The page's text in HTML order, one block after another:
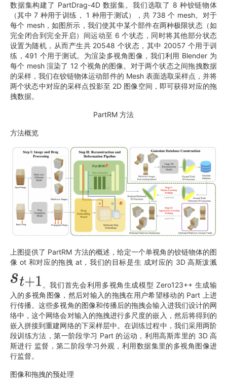
数据集构建了 PartDrag-4D 数据集。我们选取了 8 种铰链物体
（其中 7 种用于训练， 1 种用于测试），共 738 个 mesh。对于
每个 mesh，如图所示，我们使其中某个部件在两种极限状态（如
完全闭合到完全开启）间运动至 6 个状态，同时将其他部分状态
设置为随机，从而产生共 20548 个状态，其中 20057 个用于训
练，491 个用于测试。为渲染多视角图像，我们利用 Blender 为
每个 mesh 渲染了 12 个视角的图像。对于两个状态之间拖拽数据
的采样，我们在铰链物体运动部件的 Mesh 表面选取采样点，并将
两个状态中对应的采样点投影至 2D 图像空间，即可获得对应的拖
拽数据。
PartRM 方法
方法概览
上图提供了 PartRM 方法的概述，给定一个单视角的铰链物体的图
像 ot 和对应的拖拽 at，我们的目标是生 成对应的 3D 高斯泼溅
。我们首先会利用多视角生成模型 Zero123++ 生成输
入的多视角图像，然后对输入的拖拽在用户希望移动的 Part 上进
行传播。这些多视角的图像和传播后的拖拽会输入进我们设计的网
络中，这个网络会对输入的拖拽进行多尺度的嵌入，然后将得到的
嵌入拼接到重建网络的下采样层中。在训练过程中，我们采用两阶
段训练方法，第一阶段学习 Part 的运动，利用高斯库里的 3D 高
斯进行 监督，第二阶段学习外观，利用数据集里的多视角图像进
行监督。
图像和拖拽的预处理